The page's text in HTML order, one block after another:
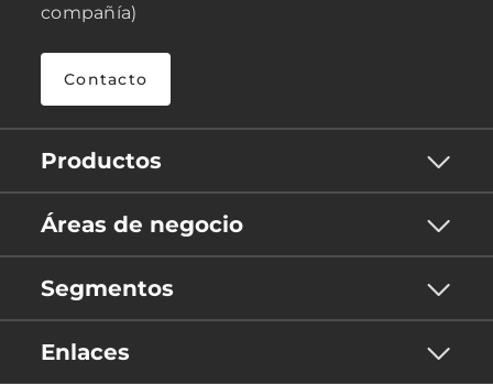
compañía)
Contacto
Productos
Áreas de negocio
Segmentos
Enlaces